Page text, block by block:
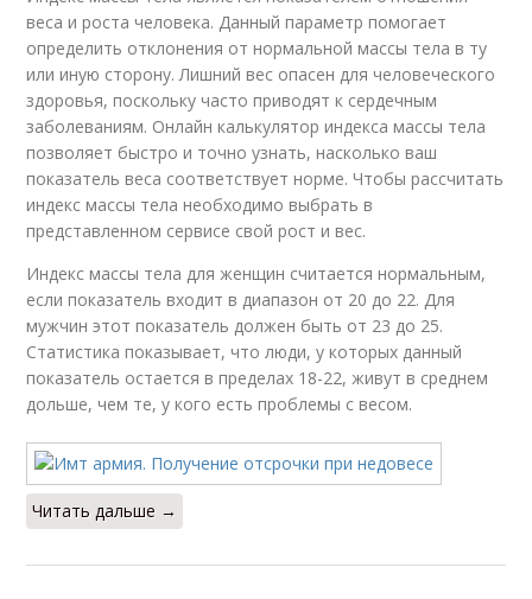
веса и роста человека. Данный параметр помогает
определить отклонения от нормальной массы тела в ту
или иную сторону. Лишний вес опасен для человеческого
здоровья, поскольку часто приводят к сердечным
заболеваниям. Онлайн калькулятор индекса массы тела
позволяет быстро и точно узнать, насколько ваш
показатель веса соответствует норме. Чтобы рассчитать
индекс массы тела необходимо выбрать в
представленном сервисе свой рост и вес.
Индекс массы тела для женщин считается нормальным,
если показатель входит в диапазон от 20 до 22. Для
мужчин этот показатель должен быть от 23 до 25.
Статистика показывает, что люди, у которых данный
показатель остается в пределах 18-22, живут в среднем
дольше, чем те, у кого есть проблемы с весом.
Читать дальше →